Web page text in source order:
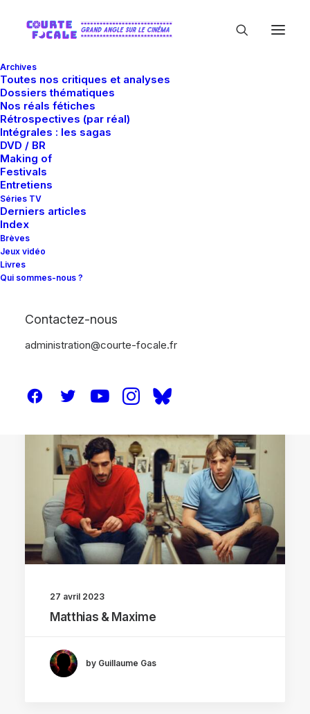
Archives
Toutes nos critiques et analyses
Dossiers thématiques
Nos réals fétiches
Rétrospectives (par réal)
Intégrales : les sagas
DVD / BR
Making of
Festivals
Entretiens
Séries TV
Derniers articles
Index
Brèves
Jeux vidéo
Livres
Qui sommes-nous ?
Contactez-nous
administration@courte-focale.fr
27 avril 2023
Matthias & Maxime
by Guillaume Gas